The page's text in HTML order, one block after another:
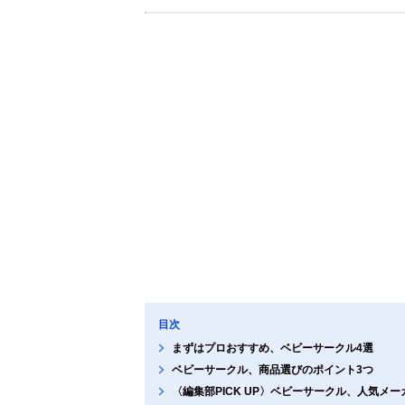
目次
まずはプロおすすめ、ベビーサークル4選
ベビーサークル、商品選びのポイント3つ
〈編集部PICK UP〉ベビーサークル、人気メ